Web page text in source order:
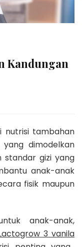
Kandungan
nutrisi tambahan
dimodelkan
standar gizi yang
anak-anak
fisik maupun
anak-anak,
3 vanila